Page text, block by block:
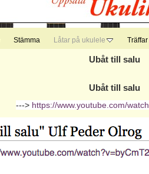
Stämma Låtar på ukulele Träffar
Ubåt till salu
Ubåt till salu
---> https://www.youtube.com/